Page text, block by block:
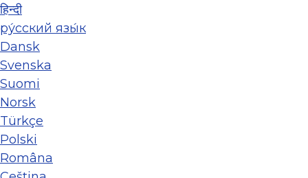
हिन्दी
ру́сский язы́к
Dansk
Svenska
Suomi
Norsk
Türkçe
Polski
Româna